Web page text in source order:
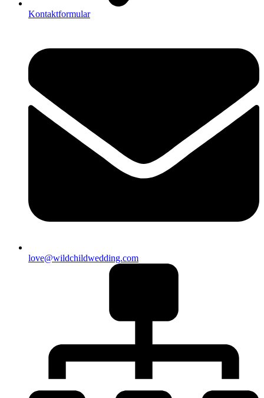
Kontaktformular
love@wildchildwedding.com